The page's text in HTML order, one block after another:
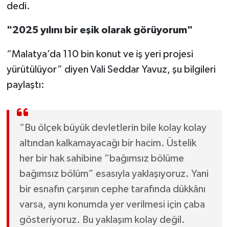
dedi.
"2025 yılını bir eşik olarak görüyorum"
“Malatya’da 110 bin konut ve iş yeri projesi
yürütülüyor” diyen Vali Seddar Yavuz, şu bilgileri
paylaştı:
“Bu ölçek büyük devletlerin bile kolay kolay
altından kalkamayacağı bir hacim. Üstelik
her bir hak sahibine “bağımsız bölüme
bağımsız bölüm” esasıyla yaklaşıyoruz. Yani
bir esnafın çarşının cephe tarafında dükkânı
varsa, aynı konumda yer verilmesi için çaba
gösteriyoruz. Bu yaklaşım kolay değil.